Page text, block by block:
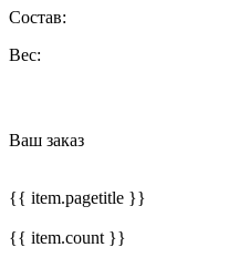
Состав:
Вес:
Ваш заказ
{{ item.pagetitle }}
{{ item.count }}